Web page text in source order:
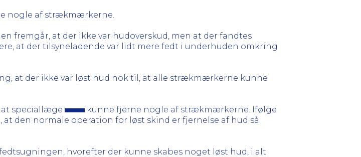
nogle af strækmærkerne.
fremgår, at der ikke var hudoverskud, men at der fandtes
at der tilsyneladende var lidt mere fedt i underhuden omkring
at der ikke var løst hud nok til, at alle strækmærkerne kunne
speciallæge
kunne fjerne nogle af strækmærkerne. Ifølge
at den normale operation for løst skind er fjernelse af hud så
hvorefter der kunne skabes noget løst hud, i alt